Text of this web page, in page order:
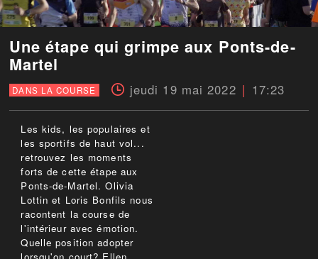
Une étape qui grimpe aux Ponts-de-
Martel
DANS LA COURSE jeudi 19 mai 2022 17:23
Les kids, les populaires et
les sportifs de haut vol...
retrouvez les moments
forts de cette étape aux
Ponts-de-Martel. Olivia
Lottin et Loris Bonfils nous
racontent la course de
l'intérieur avec émotion.
Quelle position adopter